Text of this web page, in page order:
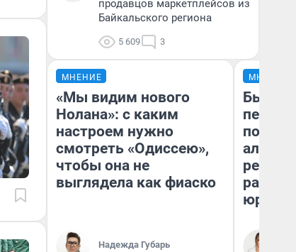
продавцов маркетплейсов из
Байкальского региона
5 609 3
МНЕНИЕ
«Мы видим нового
Нолана»: с каким
настроем нужно
смотреть «Одиссею»,
чтобы она не
выглядела как фиаско
Надежда Губарь
МНЕНИЕ
Был
разбор
юриста